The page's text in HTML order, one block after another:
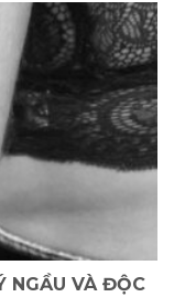
NGẦU VÀ ĐỘC